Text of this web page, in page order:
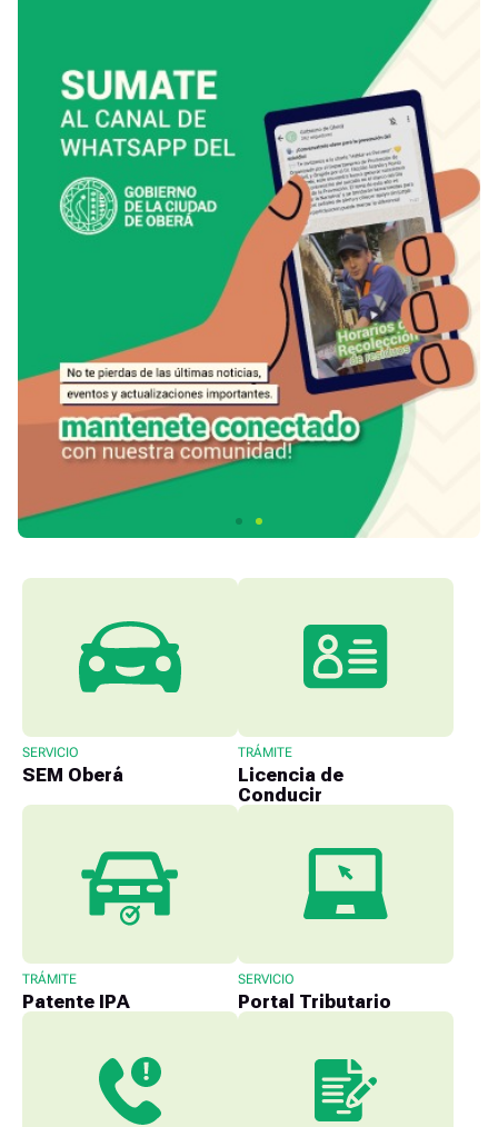
SERVICIO
SEM Oberá
TRÁMITE
Licencia de
Conducir
TRÁMITE
Patente IPA
SERVICIO
Portal Tributario